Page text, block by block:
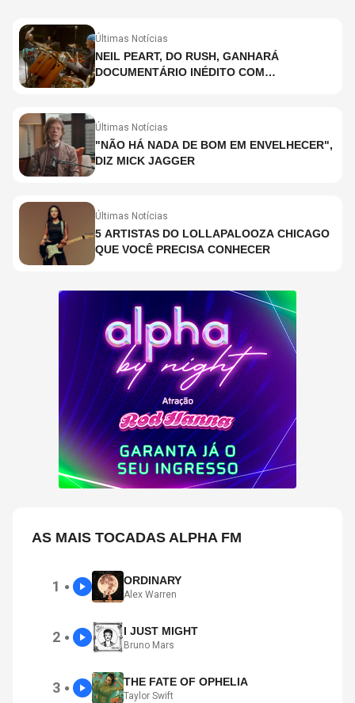
Últimas Notícias
NEIL PEART, DO RUSH, GANHARÁ
DOCUMENTÁRIO INÉDITO COM
Últimas Notícias
"NÃO HÁ NADA DE BOM EM ENVELHECER",
DIZ MICK JAGGER
Últimas Notícias
5 ARTISTAS DO LOLLAPALOOZA CHICAGO
QUE VOCÊ PRECISA CONHECER
AS MAIS TOCADAS ALPHA FM
1 ● ORDINARY
Alex Warren
2 ● I JUST MIGHT
Bruno Mars
3 ● THE FATE OF OPHELIA
Taylor Swift